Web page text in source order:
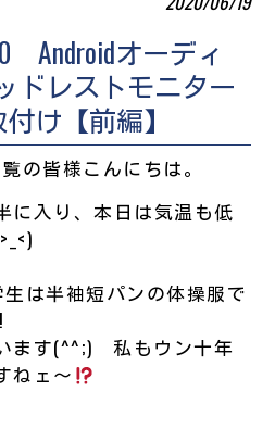
Androidオーディ
ドレストモニター
け【前編】
の皆様こんにちは。
に入り、本日は気温も低
は半袖短パンの体操服で
ます(^^;) 私もウン十年
ねェ～